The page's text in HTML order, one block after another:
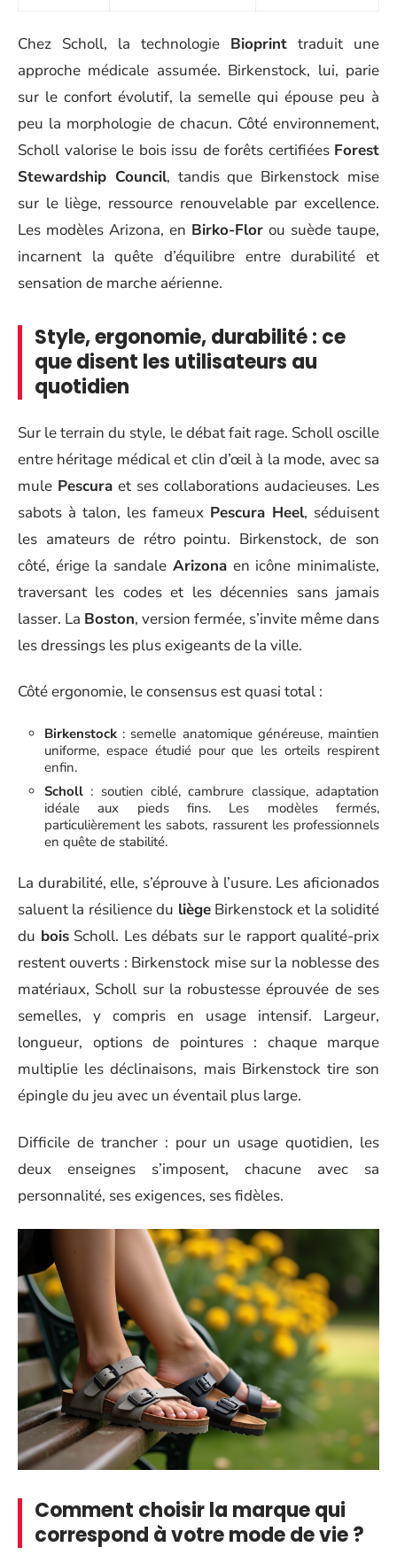
Chez Scholl, la technologie Bioprint traduit une
approche médicale assumée. Birkenstock, lui, parie
sur le confort évolutif, la semelle qui épouse peu à
peu la morphologie de chacun. Côté environnement,
Scholl valorise le bois issu de forêts certifiées Forest
Stewardship Council, tandis que Birkenstock mise
sur le liège, ressource renouvelable par excellence.
Les modèles Arizona, en Birko-Flor ou suède taupe,
incarnent la quête d’équilibre entre durabilité et
sensation de marche aérienne.
Style, ergonomie, durabilité : ce
que disent les utilisateurs au
quotidien
Sur le terrain du style, le débat fait rage. Scholl oscille
entre héritage médical et clin d’œil à la mode, avec sa
mule Pescura et ses collaborations audacieuses. Les
sabots à talon, les fameux Pescura Heel, séduisent
les amateurs de rétro pointu. Birkenstock, de son
côté, érige la sandale Arizonaen icône minimaliste,
traversant les codes et les décennies sans jamais
lasser. La Boston, version fermée, s’invite même dans
les dressings les plus exigeants de la ville.
Côté ergonomie, le consensus est quasi total :
Birkenstock : semelle anatomique généreuse, maintien
uniforme, espace étudié pour que les orteils respirent
enfin.
Scholl : soutien ciblé, cambrure classique, adaptation
idéale aux pieds fins. Les modèles fermés,
particulièrement les sabots, rassurent les professionnels
en quête de stabilité.
La durabilité, elle, s’éprouve à l’usure. Les aficionados
saluent la résilience du liègeBirkenstock et la solidité
du boisScholl. Les débats sur le rapport qualité-prix
restent ouverts : Birkenstock mise sur la noblesse des
matériaux, Scholl sur la robustesse éprouvée de ses
semelles, y compris en usage intensif. Largeur,
longueur, options de pointures : chaque marque
multiplie les déclinaisons, mais Birkenstock tire son
épingle du jeu avec un éventail plus large.
Difficile de trancher : pour un usage quotidien, les
deux enseignes s’imposent, chacune avec sa
personnalité, ses exigences, ses fidèles.
Comment choisir la marque qui
correspond à votre mode de vie ?